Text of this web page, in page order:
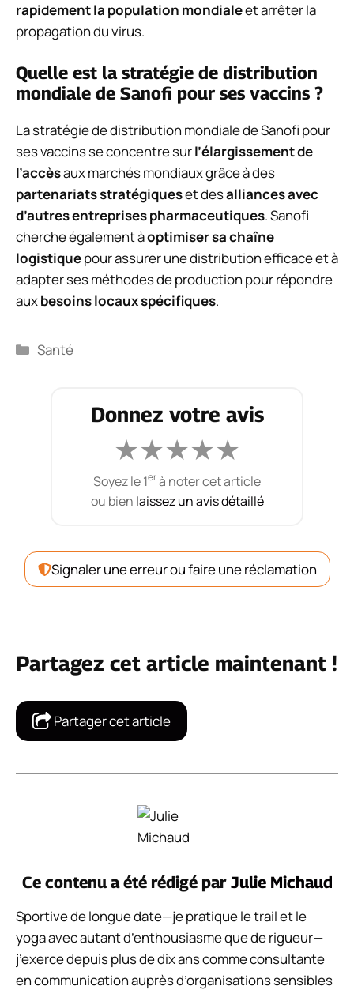
rapidement la population mondialeet arrêter la
propagation du virus.
Quelle est la stratégie de distribution
mondiale de Sanofi pour ses vaccins ?
La stratégie de distribution mondiale de Sanofi pour
ses vaccins se concentre surl’élargissement de
l’accèsaux marchés mondiaux grâce à des
partenariats stratégiqueset desalliances avec
d’autres entreprises pharmaceutiques. Sanofi
cherche également àoptimiser sa chaîne
logistiquepour assurer une distribution efficace et à
adapter ses méthodes de production pour répondre
auxbesoins locaux spécifiques.
Catégories
Santé
Donnez votre avis
★★★★★
Soyez le 1erà noter cet article
ou bien laissez un avis détaillé
Signaler une erreur ou faire une réclamation
Partagez cet article maintenant !
Partager cet article
Ce contenu a été rédigé par Julie Michaud
Sportive de longue date—je pratique le trail et le
yoga avec autant d’enthousiasme que de rigueur—
j’exerce depuis plus de dix ans comme consultante
en communication auprès d’organisations sensibles